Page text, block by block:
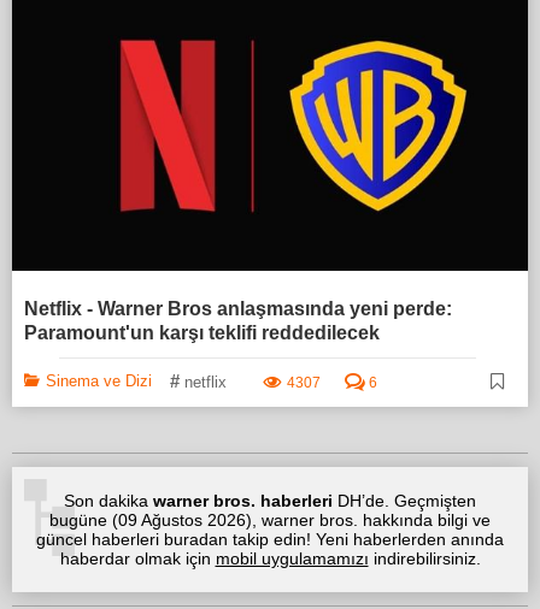
Netflix - Warner Bros anlaşmasında yeni perde:
Paramount'un karşı teklifi reddedilecek
Sinema ve Dizi # netflix 4307 6
Son dakika warner bros. haberleri DH’de. Geçmişten
bugüne (09 Ağustos 2026), warner bros. hakkında bilgi ve
güncel haberleri buradan takip edin! Yeni haberlerden anında
haberdar olmak için mobil uygulamamızı indirebilirsiniz.